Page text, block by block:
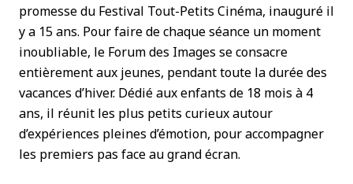
promesse du Festival Tout-Petits Cinéma, inauguré il
y a 15 ans. Pour faire de chaque séance un moment
inoubliable, le Forum des Images se consacre
entièrement aux jeunes, pendant toute la durée des
vacances d’hiver. Dédié aux enfants de 18 mois à 4
ans, il réunit les plus petits curieux autour
d’expériences pleines d’émotion, pour accompagner
les premiers pas face au grand écran.